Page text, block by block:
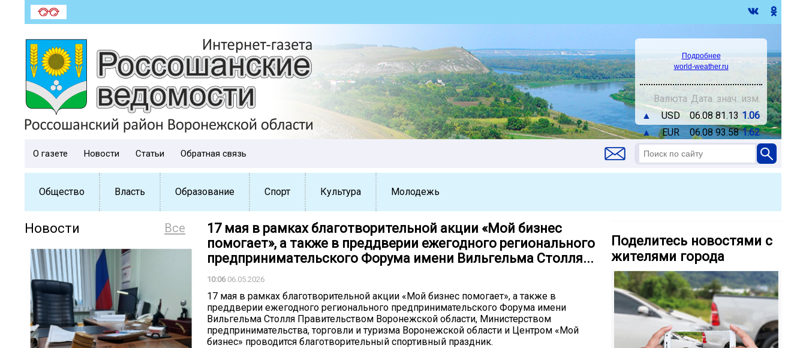
Подробнее
world-weather.ru
Валюта Дата знач. изм.
▲
USD 06.08 81.13 1.06
▲
EUR 06.08 93.58 1.62
О газете Новости Статьи Обратная связь
Общество Власть Образование Спорт Культура Молодежь
Все
Новости
17 мая в рамках благотворительной акции «Мой бизнес
помогает», а также в преддверии ежегодного регионального
предпринимательского Форума имени Вильгельма Столля...
10:0606.05.2026
17 мая в рамках благотворительной акции «Мой бизнес помогает», а также в
преддверии ежегодного регионального предпринимательского Форума имени
Вильгельма Столля Правительством Воронежской области, Министерством
предпринимательства, торговли и туризма Воронежской области и Центром «Мой
бизнес» проводится благотворительный спортивный праздник.
Поделитесь новостями с
жителями города